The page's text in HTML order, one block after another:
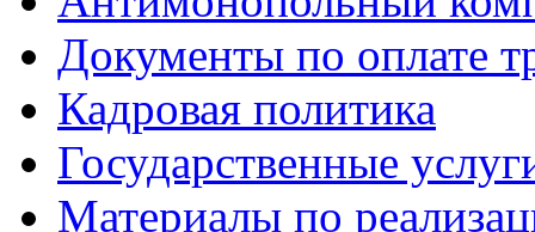
Документы по оплате
Кадровая политика
Государственные
Материалы по